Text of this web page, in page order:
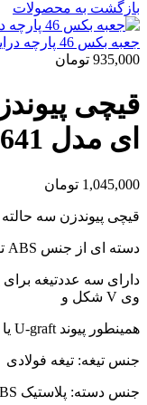
بازگشت به محصولات
جعبه بکس 46 پارچه درایو 1/4 حرفه ای دراگون Dragon
935,000 تومان
قیچی
ای مدل 191641 AFIXS
1,045,000 تومان
قیچی پیوندزن سه حالته
دسته ای از جنس ABS توانایی تعویض یه های پیوند به راحتی بالا
وی V شکل و
همینطور پیوند U-graft یا یو شکل.
جنس تیغه: تیغه فولادی
جنس دسته: پلاستیک ABS نشکن